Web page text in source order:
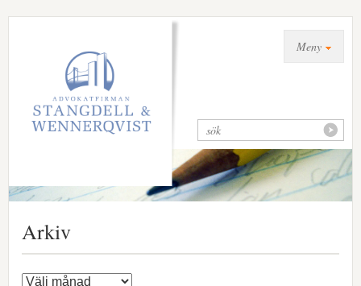
Meny
Arkiv